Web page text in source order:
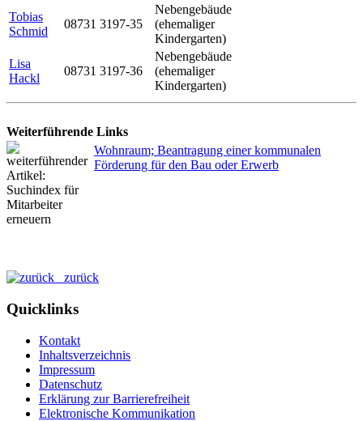
Tobias
Schmid
08731 3197-35
Nebengebäude
(ehemaliger
Kindergarten)
Lisa
Hackl
08731 3197-36
Nebengebäude
(ehemaliger
Kindergarten)
Weiterführende Links
Wohnraum; Beantragung einer kommunalen
Förderung für den Bau oder Erwerb
zurück
Quicklinks
Kontakt
Inhaltsverzeichnis
Impressum
Datenschutz
Erklärung zur Barrierefreiheit
Elektronische Kommunikation